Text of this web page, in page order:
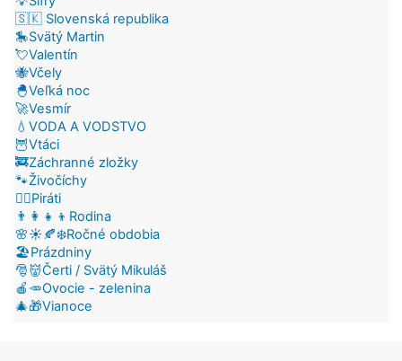
🇸🇰 Slovenská republika
🎠Svätý Martin
💘Valentín
🐝Včely
🐣Veľká noc
🚀Vesmír
💧VODA A VODSTVO
🦉Vtáci
🚒Záchranné zložky
🐾Živočíchy
🏴‍☠️Piráti
👨‍👩‍👧‍👦Rodina
🌸☀️🍂❄️Ročné obdobia
🏖️Prázdniny
🎅👹Čerti / Svätý Mikuláš
🍎🥕Ovocie - zelenina
🎄🎁Vianoce